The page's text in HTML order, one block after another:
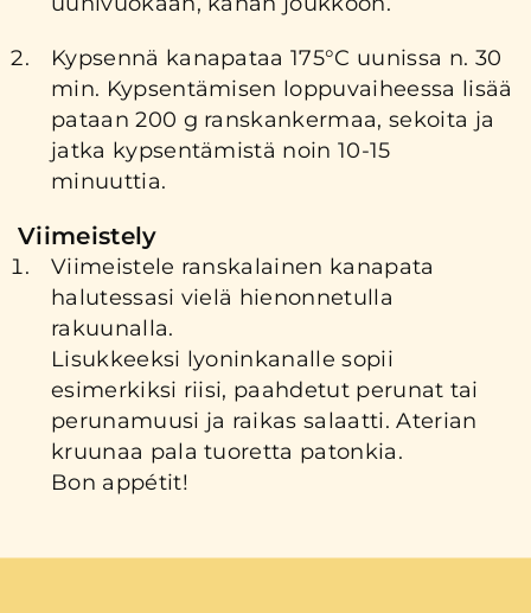
Kypsennä kanapataa 175°C uunissa n. 30
min. Kypsentämisen loppuvaiheessa lisää
pataan 200 g ranskankermaa, sekoita ja
jatka kypsentämistä noin 10-15
minuuttia.
Viimeistely
Viimeistele ranskalainen kanapata
halutessasi vielä hienonnetulla
rakuunalla.
Lisukkeeksi lyoninkanalle sopii
esimerkiksi riisi, paahdetut perunat tai
perunamuusi ja raikas salaatti. Aterian
kruunaa pala tuoretta patonkia.
Bon appétit!